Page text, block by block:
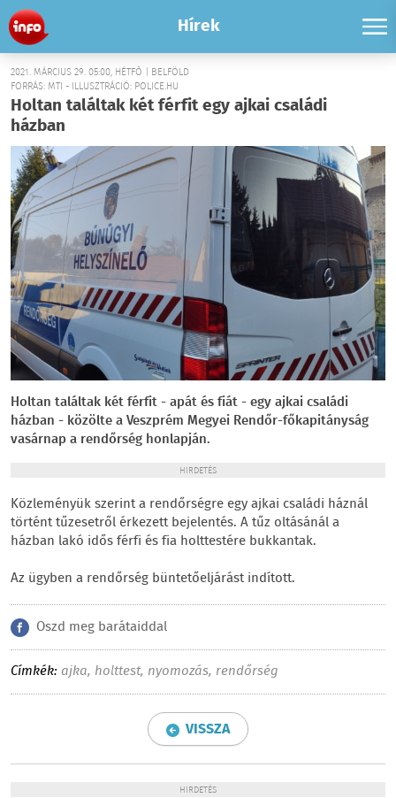
Hírek
2021. MÁRCIUS 29. 05:00, HÉTFŐ | BELFÖLD
FORRÁS: MTI - ILLUSZTRÁCIÓ: POLICE.HU
Holtan találtak két férfit egy ajkai családi
házban
Holtan találtak két férfit - apát és fiát - egy ajkai családi
házban - közölte a Veszprém Megyei Rendőr-főkapitányság
vasárnap a rendőrség honlapján.
HIRDETÉS
Közleményük szerint a rendőrségre egy ajkai családi háznál
történt tűzesetről érkezett bejelentés. A tűz oltásánál a
házban lakó idős férfi és fia holttestére bukkantak.
Az ügyben a rendőrség büntetőeljárást indított.
Oszd meg barátaiddal
Címkék: ajka, holttest, nyomozás, rendőrség
VISSZA
HIRDETÉS